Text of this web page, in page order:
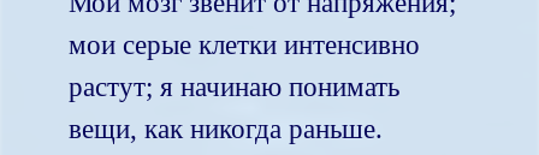
мои серые клетки интенсивно
растут; я начинаю понимать
вещи, как никогда раньше.